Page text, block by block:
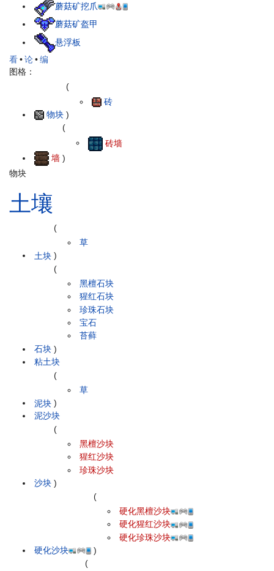
蘑菇矿挖爪
蘑菇矿盔甲
悬浮板
看•论•编
图格：
物块
(
砖
)
墙
(
砖墙
)
物块
土壤
土块
(
草
)
石块
(
黑檀石块
猩红石块
珍珠石块
宝石
苔藓
)
粘土块
泥块
(
草
)
泥沙块
沙块
(
黑檀沙块
猩红沙块
珍珠沙块
)
硬化沙块
(
硬化黑檀沙块
硬化猩红沙块
硬化珍珠沙块
)
(